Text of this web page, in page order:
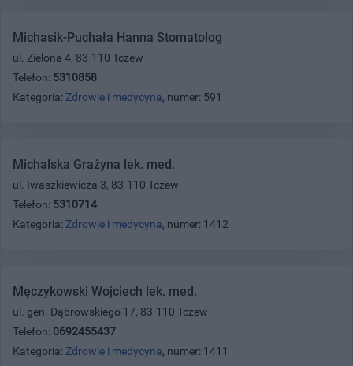
Michasik-Puchała Hanna Stomatolog
ul. Zielona 4, 83-110 Tczew
Telefon: 5310858
Kategoria: Zdrowie i medycyna, numer: 591
Michalska Grażyna lek. med.
ul. Iwaszkiewicza 3, 83-110 Tczew
Telefon: 5310714
Kategoria: Zdrowie i medycyna, numer: 1412
Męczykowski Wojciech lek. med.
ul. gen. Dąbrowskiego 17, 83-110 Tczew
Telefon: 0692455437
Kategoria: Zdrowie i medycyna, numer: 1411